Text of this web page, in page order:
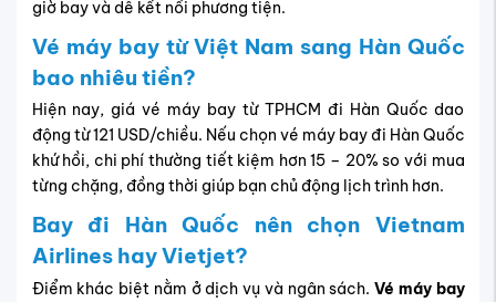
giờ bay và dễ kết nối phương tiện.
Vé máy bay từ Việt Nam sang Hàn Quốc
bao nhiêu tiền?
Hiện nay, giá vé máy bay từ TPHCM đi Hàn Quốc dao
động từ 121 USD/chiều. Nếu chọn vé máy bay đi Hàn Quốc
khứ hồi, chi phí thường tiết kiệm hơn 15 – 20% so với mua
từng chặng, đồng thời giúp bạn chủ động lịch trình hơn.
Bay đi Hàn Quốc nên chọn Vietnam
Airlines hay Vietjet?
Điểm khác biệt nằm ở dịch vụ và ngân sách. Vé máy bay